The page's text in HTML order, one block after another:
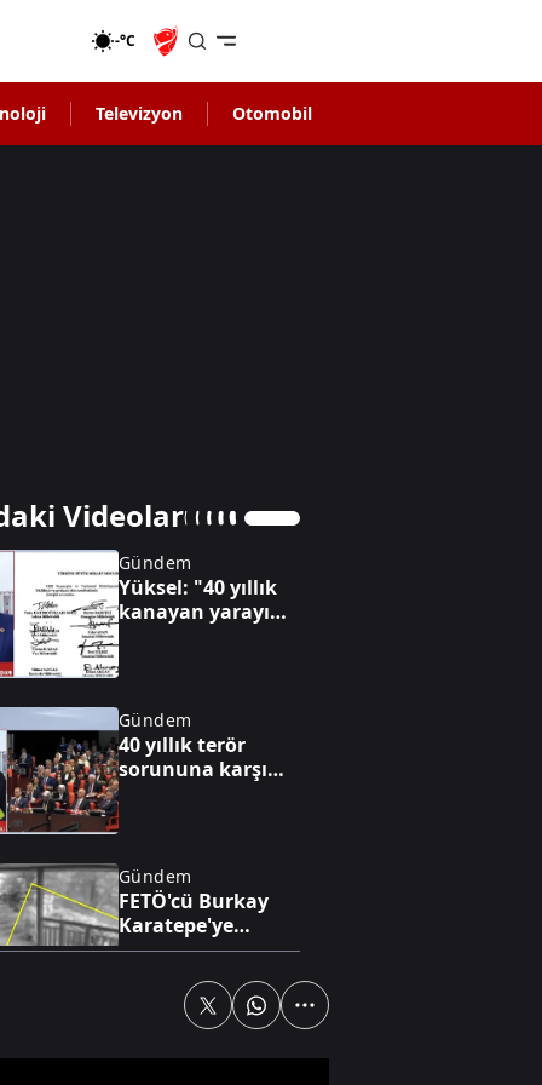
-°C
Televizyon Otomobil
Videolar
Gündem
Yüksel: "40 yıllık
kanayan yarayı
Gündem
40 yıllık terör
sorununa karşı
Gündem
FETÖ'cü Burkay
Karatepe'ye
Marmaris'te keşif
"Terörsüz Türkiye"